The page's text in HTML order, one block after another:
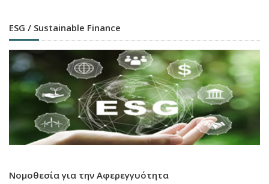
ESG / Sustainable Finance
Νομοθεσία για την Αφερεγγυότητα